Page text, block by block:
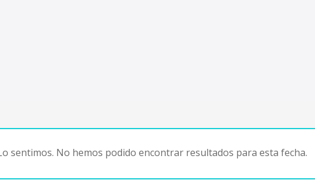
sentimos. No hemos podido encontrar resultados para esta fecha.